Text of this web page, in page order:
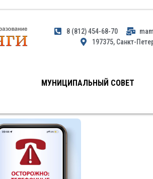
8 (812) 454-68-70
197375, Санкт-
МУНИЦИПАЛЬНЫЙ СОВЕТ